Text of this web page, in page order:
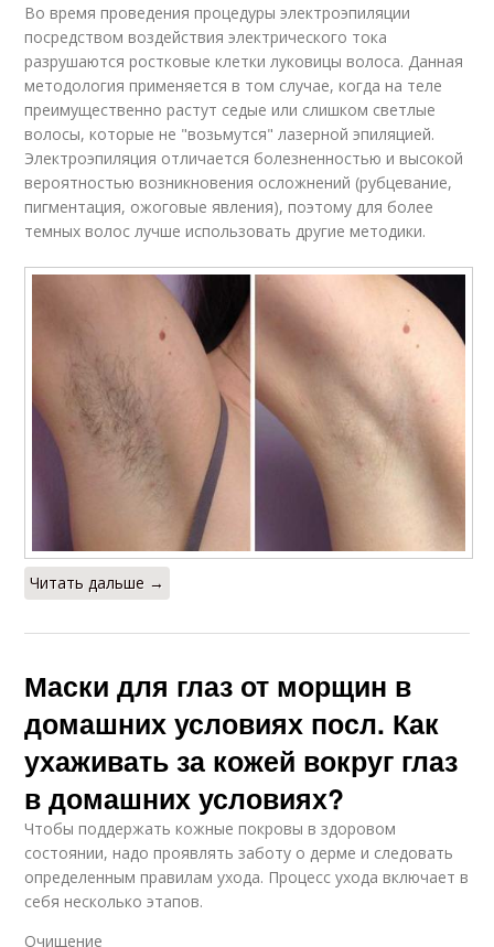
Во время проведения процедуры электроэпиляции
посредством воздействия электрического тока
разрушаются ростковые клетки луковицы волоса. Данная
методология применяется в том случае, когда на теле
преимущественно растут седые или слишком светлые
волосы, которые не "возьмутся" лазерной эпиляцией.
Электроэпиляция отличается болезненностью и высокой
вероятностью возникновения осложнений (рубцевание,
пигментация, ожоговые явления), поэтому для более
темных волос лучше использовать другие методики.
Читать дальше →
Маски для глаз от морщин в
домашних условиях посл. Как
ухаживать за кожей вокруг глаз
в домашних условиях?
Чтобы поддержать кожные покровы в здоровом
состоянии, надо проявлять заботу о дерме и следовать
определенным правилам ухода. Процесс ухода включает в
себя несколько этапов.
Очищение